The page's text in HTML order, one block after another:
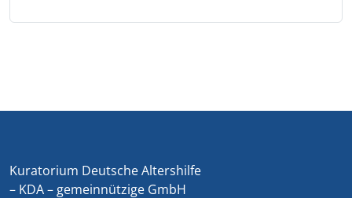
Kuratorium Deutsche Altershilfe
– KDA – gemeinnützige GmbH